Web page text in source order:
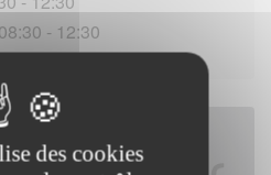
- 12:30
des cookies